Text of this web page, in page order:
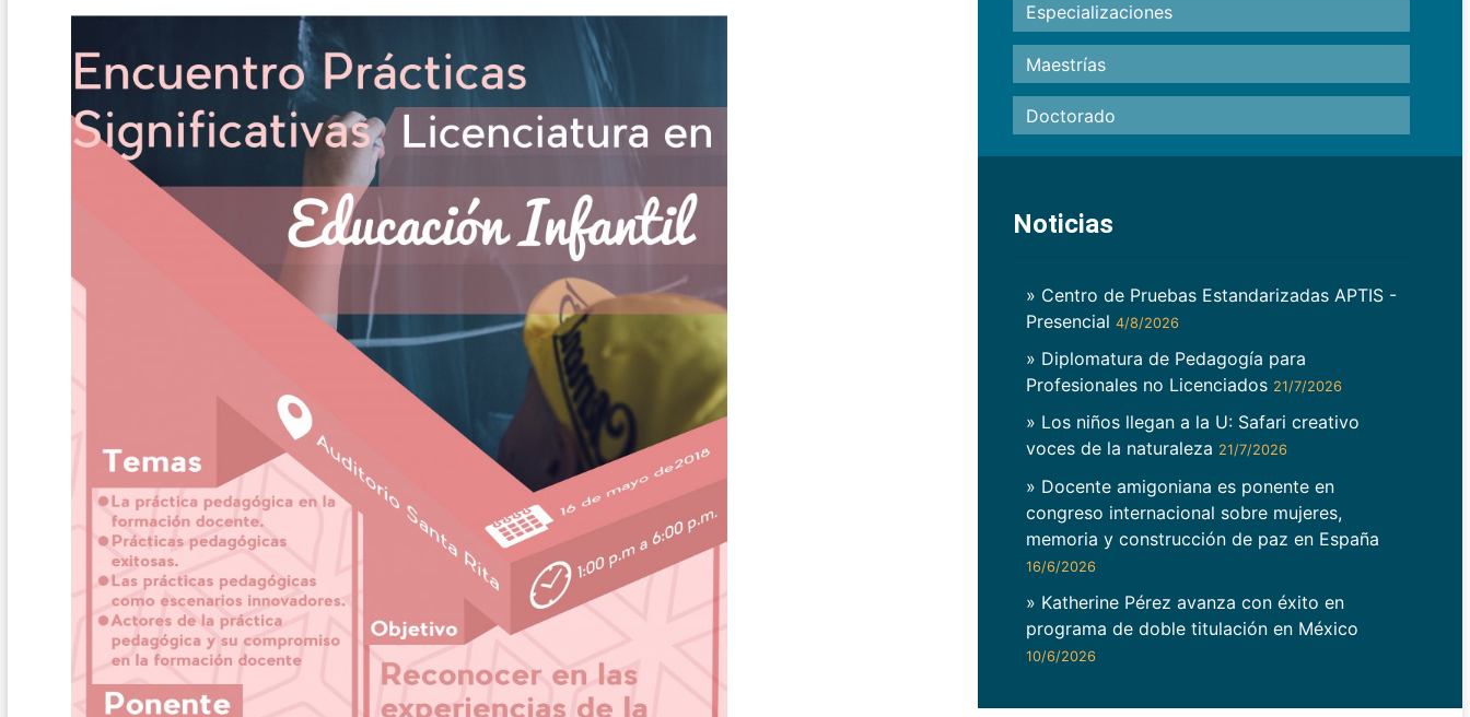
Especializaciones
Maestrías
Doctorado
Noticias
» Centro de Pruebas Estandarizadas APTIS -
Presencial 4/8/2026
» Diplomatura de Pedagogía para
Profesionales no Licenciados 21/7/2026
» Los niños llegan a la U: Safari creativo
voces de la naturaleza 21/7/2026
» Docente amigoniana es ponente en
congreso internacional sobre mujeres,
memoria y construcción de paz en España
16/6/2026
» Katherine Pérez avanza con éxito en
programa de doble titulación en México
10/6/2026